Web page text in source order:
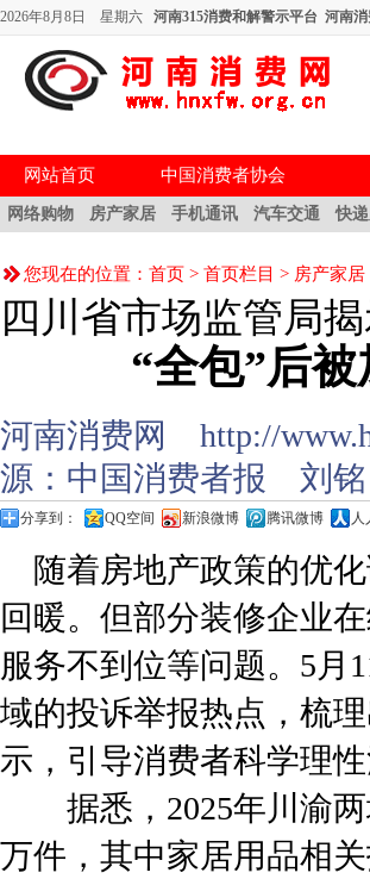
2026年8月8日 星期六 河南315消费和解警示平台 河南
网站首页 中国消费者协会
网络购物 房产家居 手机通讯 汽车交通 快
您现在的位置： 首页 > 首页栏目 > 房产家居
四川省市场监管局
“全包”后
河南消费网 http://
源： 中国消费者报 刘铭
分享到： QQ空间 新浪微博 腾讯微博 人
随着房地产政策的优
回暖。但部分装修企业
服务不到位等问题。5月
域的投诉举报热点，梳
示，引导消费者科学理
据悉，2025年川渝两
万件，其中家居用品相